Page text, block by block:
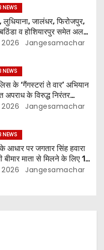
NEWS
जालंधर, फिरोजपुर,
व होशियारपुर समेत अलग-
पर ये शो होगा- भगवंत सिंह
Jangesamachar
NEWS
के ‘गैंगस्टरां ते वार’ अभियान
अपराध के विरुद्ध निरंतर
के 200 दिन पूरे किए ; 1.09
Jangesamachar
NEWS
आधार पर जगतार सिंह हवारा
बीमार माता से मिलने के लिए 10
दी जानी चाहिए- मुख्यमंत्री
Jangesamachar